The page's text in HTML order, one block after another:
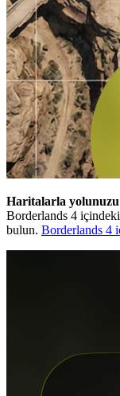
Haritalarla
Borderlands 4
bulun. Borderlands 4